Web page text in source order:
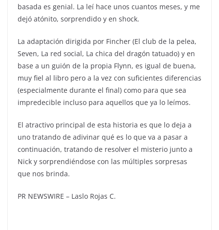
basada es genial. La leí hace unos cuantos meses, y me
dejó atónito, sorprendido y en shock.
La adaptación dirigida por Fincher (El club de la pelea,
Seven, La red social, La chica del dragón tatuado) y en
base a un guión de la propia Flynn, es igual de buena,
muy fiel al libro pero a la vez con suficientes diferencias
(especialmente durante el final) como para que sea
impredecible incluso para aquellos que ya lo leímos.
El atractivo principal de esta historia es que lo deja a
uno tratando de adivinar qué es lo que va a pasar a
continuación, tratando de resolver el misterio junto a
Nick y sorprendiéndose con las múltiples sorpresas
que nos brinda.
PR NEWSWIRE – Laslo Rojas C.